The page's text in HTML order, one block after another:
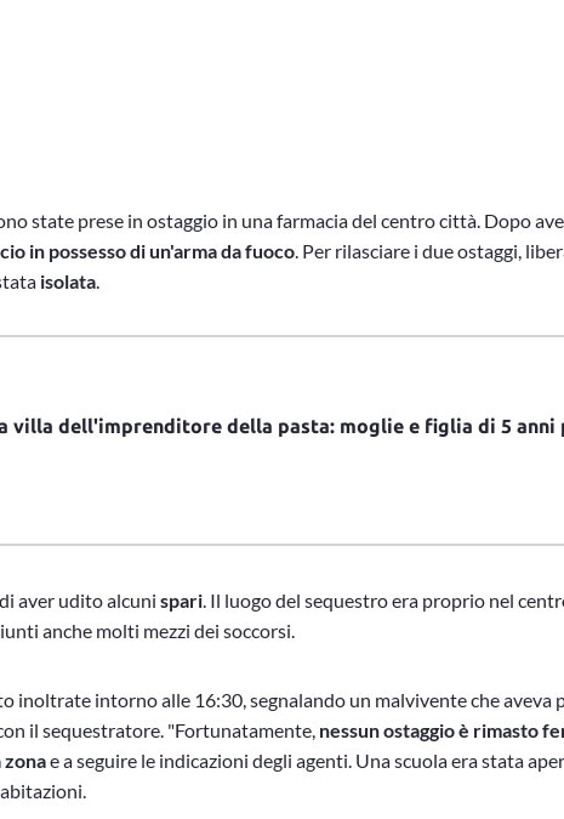
state prese in ostaggio in una farmacia del centro città. Dopo
in possesso di un'arma da fuoco. Per rilasciare i due ostaggi,
isolata.
villa dell'imprenditore della pasta: moglie e figlia di 5 anni
aver udito alcuni spari. Il luogo del sequestro era proprio nel
anche molti mezzi dei soccorsi.
inoltrate intorno alle 16:30, segnalando un malvivente che aveva
il sequestratore. "Fortunatamente, nessun ostaggio è rimasto
e a seguire le indicazioni degli agenti. Una scuola era stata